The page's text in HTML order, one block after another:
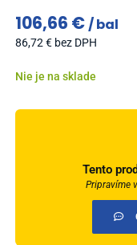
106,66 € bal
86,72 € bez DPH
Nie je na sklade
Tento
Pripravíme